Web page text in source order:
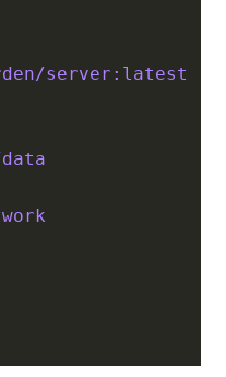
server:latest